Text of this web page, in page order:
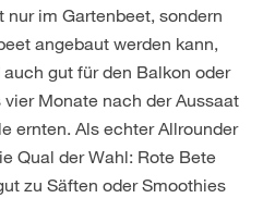
im Gartenbeet, sondern
angebaut werden kann,
gut für den Balkon oder
Monate nach der Aussaat
ernten. Als echter Allrounder
Qual der Wahl: Rote Bete
zu Säften oder Smoothies